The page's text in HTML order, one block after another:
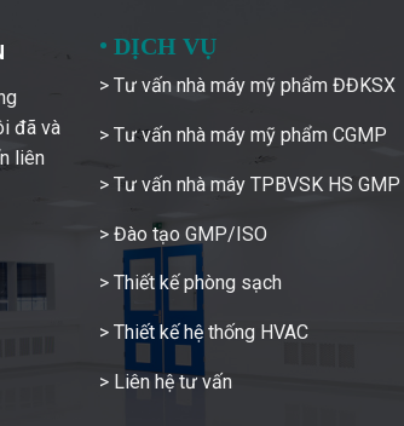
đã và
liên
• DỊCH VỤ
> Tư vấn nhà máy mỹ phẩm ĐĐKSX
> Tư vấn nhà máy mỹ phẩm CGMP
> Tư vấn nhà máy TPBVSK HS GMP
> Đào tạo GMP/ISO
> Thiết kế phòng sạch
> Thiết kế hệ thống HVAC
> Liên hệ tư vấn